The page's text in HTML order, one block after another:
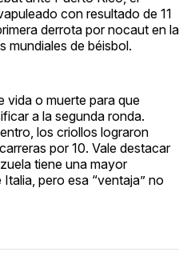
con resultado de 11
derrota por nocaut en la
mundiales de béisbol.
vida o muerte para que
a la segunda ronda.
los criollos lograron
por 10. Vale destacar
tiene una mayor
pero esa “ventaja” no